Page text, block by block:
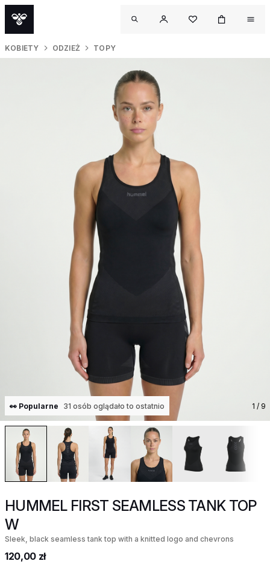
KOBIETY ODZIEŻ TOPY
👀 Popularne 31 osób oglądało to ostatnio 1 / 9
HUMMEL FIRST SEAMLESS TANK TOP
W
Sleek, black seamless tank top with a knitted logo and chevrons
120,00 zł